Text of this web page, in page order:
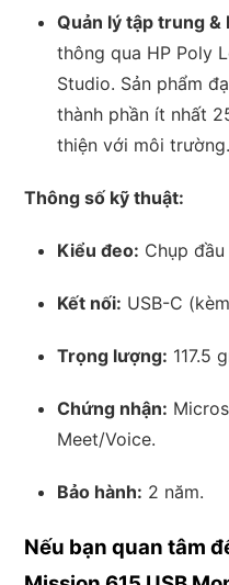
Quản lý tập trung &
thông qua HP Poly
Studio. Sản phẩm
thành phần ít nhất
thiện với môi trường.
Thông số kỹ thuật:
Kiểu đeo: Chụp
Kết nối: USB-C
Trọng lượng: 117.5
Chứng nhận:
Meet/Voice.
Bảo hành: 2 năm.
Nếu bạn quan tâm